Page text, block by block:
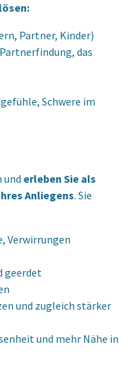
Partner, Kinder)
das
Schwere im
und erleben Sie als
Anliegens. Sie
Verwirrungen
geerdet
und zugleich stärker
und mehr Nähe in